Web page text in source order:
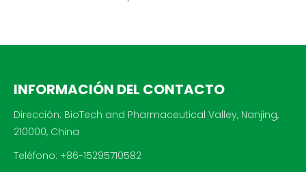
INFORMACIÓN DEL CONTACTO
Dirección: BioTech and Pharmaceutical Valley, Nanjing,
210000, China
Teléfono: +86-15295710582